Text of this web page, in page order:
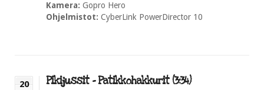
Kamera: Gopro Hero
Ohjelmistot: CyberLink PowerDirector 10
20 Pikijussit – Patikkohakkurit (3:34)